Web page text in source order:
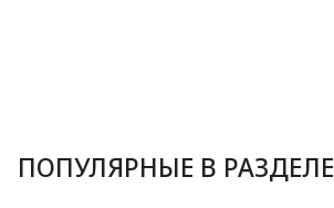
ПОПУЛЯРНЫЕ В РАЗДЕЛЕ